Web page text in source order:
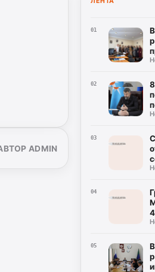
ADMIN
01
02
03
04
05